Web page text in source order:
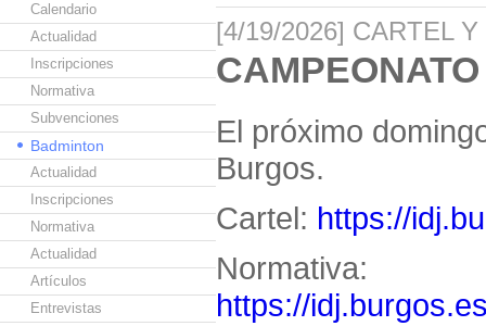
Calendario
Actualidad
Inscripciones
Normativa
Subvenciones
Badminton
Actualidad
Inscripciones
Normativa
Actualidad
Artículos
Entrevistas
[4/19/2026] CARTEL
El próximo
Burgos.
Cartel: https://
Normativa:
https://